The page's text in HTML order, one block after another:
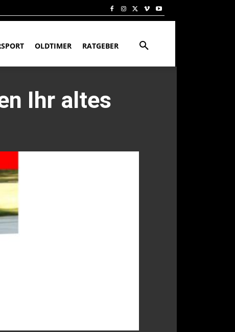
OLDTIMER RATGEBER
Ihr altes